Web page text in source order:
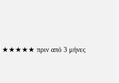
★★★★★ πριν από 3 μήνες